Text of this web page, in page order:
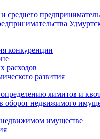
среднего
конкуренции
расходов
развития
лимитов и
оборот недвижимого
имуществе